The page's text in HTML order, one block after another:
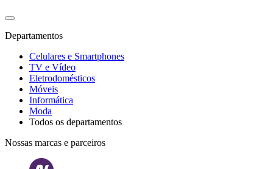
Departamentos
Celulares e Smartphones
TV e Vídeo
Eletrodomésticos
Móveis
Informática
Moda
Todos os departamentos
Nossas marcas e parceiros